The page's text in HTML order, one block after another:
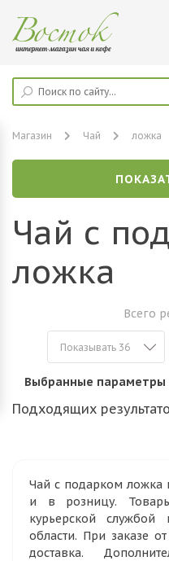
Магазин Чай ложка
Чай с
ложка
Всего
Выбранные параметры
Подходящих
Чай с подарком ложка
и в розницу. Товары
курьерской
области. При заказе
доставка.